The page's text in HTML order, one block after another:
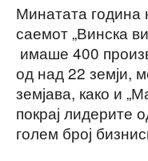
Минатата година
саемот „Винска
имаше 400
од над 22 земји,
земјава, како и
покрај лидерите
голем број